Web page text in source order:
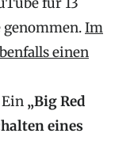
Im
einen
„Big Red
eines